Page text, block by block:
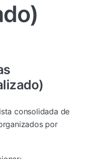
consolidada de
por